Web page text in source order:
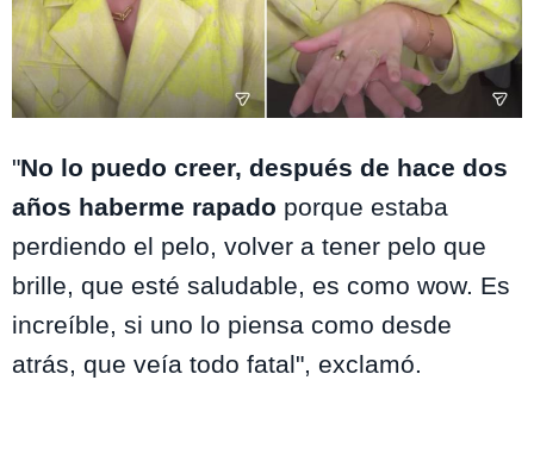
"No lo puedo creer, después de hace dos
años haberme rapado porque estaba
perdiendo el pelo, volver a tener pelo que
brille, que esté saludable, es como wow. Es
increíble, si uno lo piensa como desde
atrás, que veía todo fatal", exclamó.